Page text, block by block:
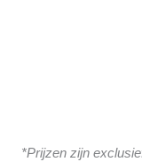
*Prijzen zijn